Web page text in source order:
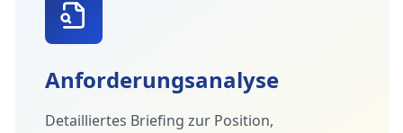
Anforderungsanalyse
Detailliertes Briefing zur Position,